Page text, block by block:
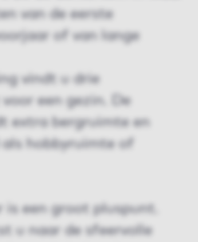
van de eerste
of van lange
vindt u drie
een gezin. De
extra bergruimte en
hobbyruimte of
is een groot pluspunt.
u naar de sfeervolle